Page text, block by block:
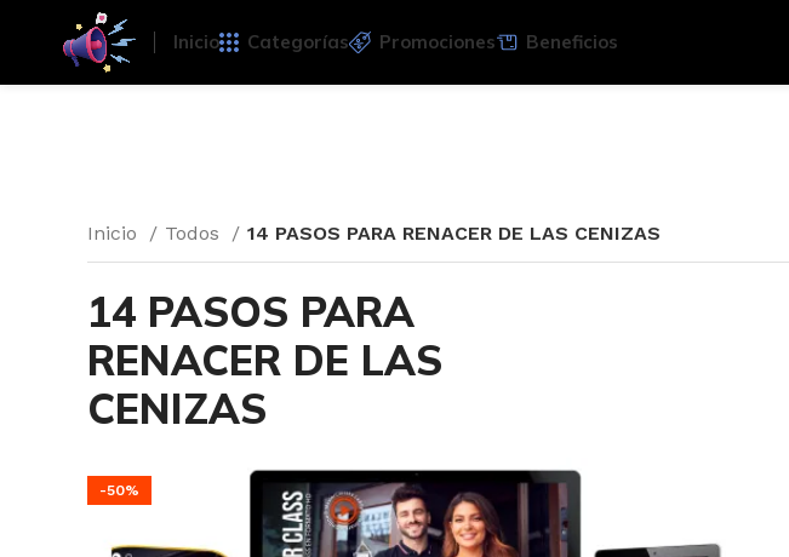
Inicio Categorías Promociones Beneficios
Inicio Todos 14 PASOS PARA RENACER DE LAS CENIZAS
14 PASOS PARA
RENACER DE LAS
CENIZAS
-50%